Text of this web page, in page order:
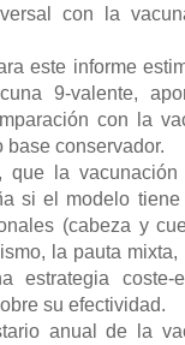
con la
este informe
9-valente,
con la
base conservador.
que la
si el modelo
(cabeza y
la pauta
estrategia coste-
su efectividad.
anual de la